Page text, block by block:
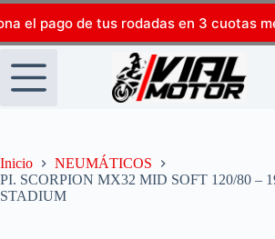
el pago de tus rodadas en 3 cuotas
Inicio
NEUMÁTICOS
PI. SCORPION MX32 MID SOFT 120/80 –
STADIUM